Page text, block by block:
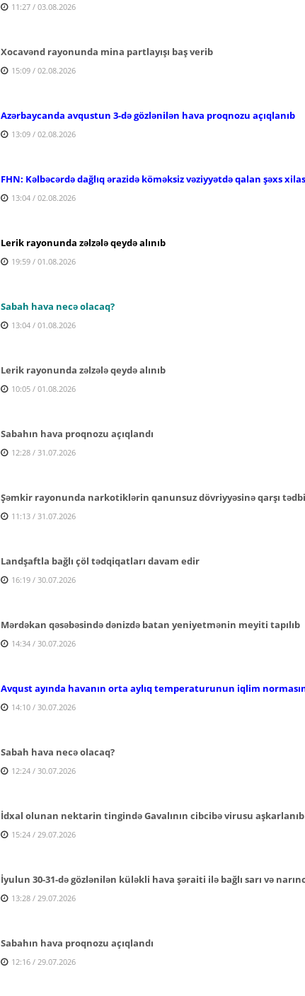
11:27 / 03.08.2026
Xocavənd rayonunda mina partlayışı baş verib
15:09 / 02.08.2026
Azərbaycanda avqustun 3-də gözlənilən hava proqnozu açıqlanıb
13:09 / 02.08.2026
FHN: Kəlbəcərdə dağlıq ərazidə köməksiz vəziyyətdə qalan şəxs
13:04 / 02.08.2026
Lerik rayonunda zəlzələ qeydə alınıb
19:59 / 01.08.2026
Sabah hava necə olacaq?
13:04 / 01.08.2026
Lerik rayonunda zəlzələ qeydə alınıb
10:05 / 01.08.2026
Sabahın hava proqnozu açıqlandı
12:28 / 31.07.2026
Şəmkir rayonunda narkotiklərin qanunsuz dövriyyəsinə qarşı
11:13 / 31.07.2026
Landşaftla bağlı çöl tədqiqatları davam edir
16:19 / 30.07.2026
Mərdəkan qəsəbəsində dənizdə batan yeniyetmənin meyiti tapılıb
14:34 / 30.07.2026
Avqust ayında havanın orta aylıq temperaturunun iqlim
14:10 / 30.07.2026
Sabah hava necə olacaq?
12:24 / 30.07.2026
İdxal olunan nektarin tingində Gavalının cibcibə virusu aşkarlanıb
15:24 / 29.07.2026
İyulun 30-31-də gözlənilən küləkli hava şəraiti ilə bağlı sarı və
13:28 / 29.07.2026
Sabahın hava proqnozu açıqlandı
12:16 / 29.07.2026